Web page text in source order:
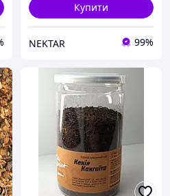
Купити
NEKTAR 99%